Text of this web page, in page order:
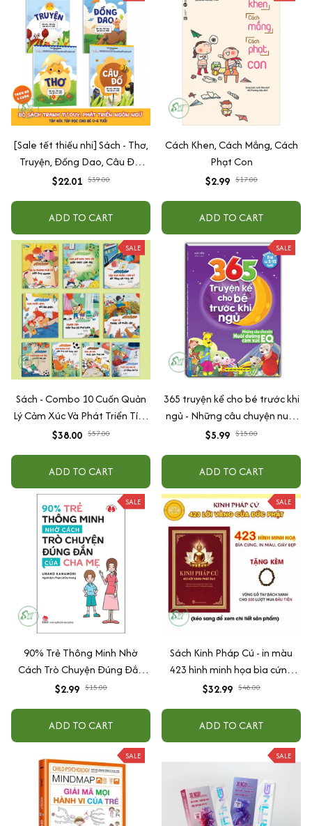
[Sale tết thiếu nhi] Sách - Thơ,
Truyện, Đồng Dao, Câu Đố,
Tập Nói Tập Đọc Cho Bé 0-6
$22.01 $39.00
ADD TO CART
Cách Khen, Cách Mắng, Cách
Phạt Con
$2.99 $17.00
ADD TO CART
SALE
Sách - Combo 10 Cuốn Quản
Lý Cảm Xúc Và Phát Triển Tính
Cách Cho Bé Từ 2 - 6 Tuổi
$38.00 $57.00
ADD TO CART
SALE
365 truyện kể cho bé trước khi
ngủ - Những câu chuyện nuôi
dưỡng cảm xúc EQ (2-12 tuổi)
$5.99 $15.00
ADD TO CART
SALE
90% Trẻ Thông Minh Nhờ
Cách Trò Chuyện Đúng Đắn
Của Cha Mẹ
$2.99 $15.00
ADD TO CART
SALE
Sách Kinh Pháp Cú - in màu
423 hình minh họa bìa cứng
cao cấp + tặng kèm vòng tay
$32.99 $48.00
ADD TO CART
SALE SALE